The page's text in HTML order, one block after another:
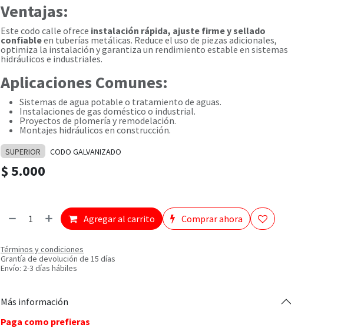
Ventajas:
Este codo calle ofrece instalación rápida, ajuste firme y sellado
confiableen tuberías metálicas. Reduce el uso de piezas adicionales,
optimiza la instalación y garantiza un rendimiento estable en sistemas
hidráulicos e industriales.
Aplicaciones Comunes:
Sistemas de agua potable o tratamiento de aguas.
Instalaciones de gas doméstico o industrial.
Proyectos de plomería y remodelación.
Montajes hidráulicos en construcción.
SUPERIOR CODO GALVANIZADO
$5.000
Agregar al carrito Comprar ahora
Términos y condiciones
Grantía de devolución de 15 días
Envío: 2-3 días hábiles
Más información
Paga como prefieras